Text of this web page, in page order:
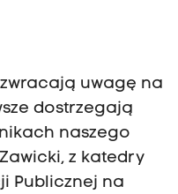
uwagę na
dostrzegają
naszego
z katedry
Publicznej na